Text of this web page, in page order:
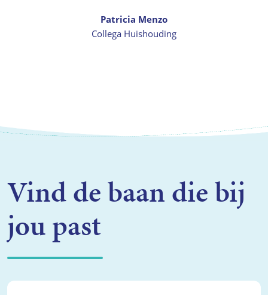
Patricia Menzo
Collega Huishouding
Vind de baan die bij
jou past